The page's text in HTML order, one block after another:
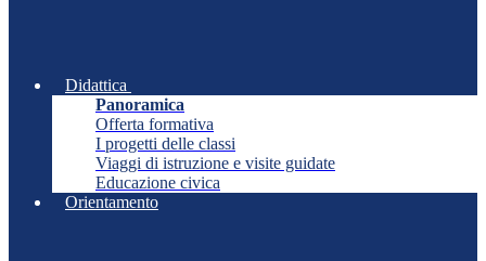
Didattica
Panoramica
Offerta formativa
I progetti delle classi
Viaggi di istruzione e visite guidate
Educazione civica
Orientamento